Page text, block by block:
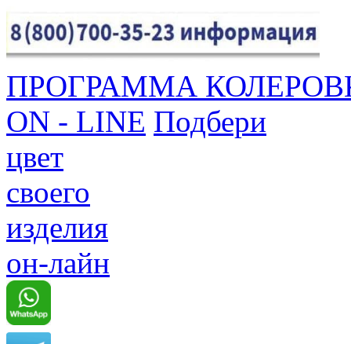
ПРОГРАММА
ON - LINE Подбери
цвет
своего
изделия
он-лайн